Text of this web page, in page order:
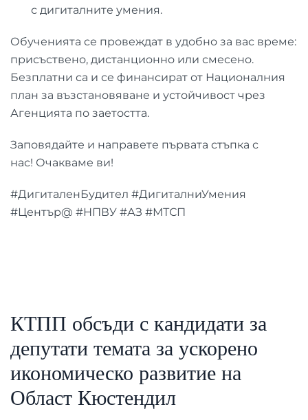
с дигиталните умения.
Обученията се провеждат в удобно за вас време:
присъствено, дистанционно или смесено.
Безплатни са и се финансират от Националния
план за възстановяване и устойчивост чрез
Агенцията по заетостта.
Заповядайте и направете първата стъпка с
нас! Очакваме ви!
#ДигиталенБудител #ДигиталниУмения
#Център@ #НПВУ #АЗ #МТСП
КТПП обсъди с кандидати за
депутати темата за ускорено
икономическо развитие на
Област Кюстендил